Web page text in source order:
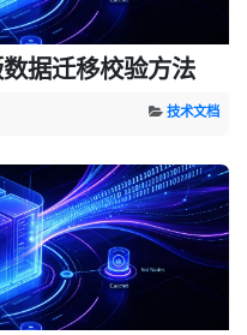
据迁移校验方法
技术文档